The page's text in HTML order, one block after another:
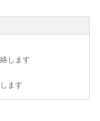
します
ます